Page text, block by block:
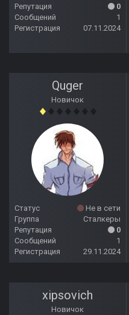
Репутация
0
Сообщений
1
Регистрация
07.11.2024
Quger
Новичок
Статус
Не в сети
Группа
Сталкеры
Репутация
0
Сообщений
1
Регистрация
29.11.2024
xipsovich
Новичок